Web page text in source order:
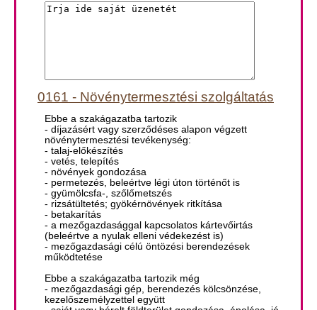
0161 - Növénytermesztési szolgáltatás
Ebbe a szakágazatba tartozik
- díjazásért vagy szerződéses alapon végzett
növénytermesztési tevékenység:
- talaj-előkészítés
- vetés, telepítés
- növények gondozása
- permetezés, beleértve légi úton történőt is
- gyümölcsfa-, szőlőmetszés
- rizsátültetés; gyökérnövények ritkítása
- betakarítás
- a mezőgazdasággal kapcsolatos kártevőirtás
(beleértve a nyulak elleni védekezést is)
- mezőgazdasági célú öntözési berendezések
működtetése
Ebbe a szakágazatba tartozik még
- mezőgazdasági gép, berendezés kölcsönzése,
kezelőszemélyzettel együtt